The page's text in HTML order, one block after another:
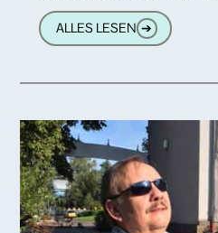
ein abgeschiedenes
ALLES LESEN ➔